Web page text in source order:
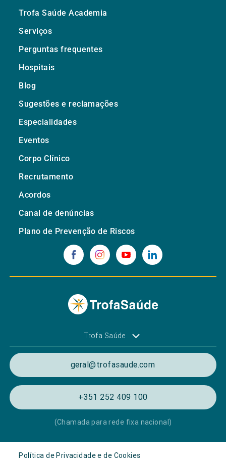
Trofa Saúde Academia
Serviços
Perguntas frequentes
Hospitais
Blog
Sugestões e reclamações
Especialidades
Eventos
Corpo Clínico
Recrutamento
Acordos
Canal de denúncias
Plano de Prevenção de Riscos
Trofa Saúde
geral@trofasaude.com
+351 252 409 100
(Chamada para rede fixa nacional)
Política de Privacidade e de Cookies